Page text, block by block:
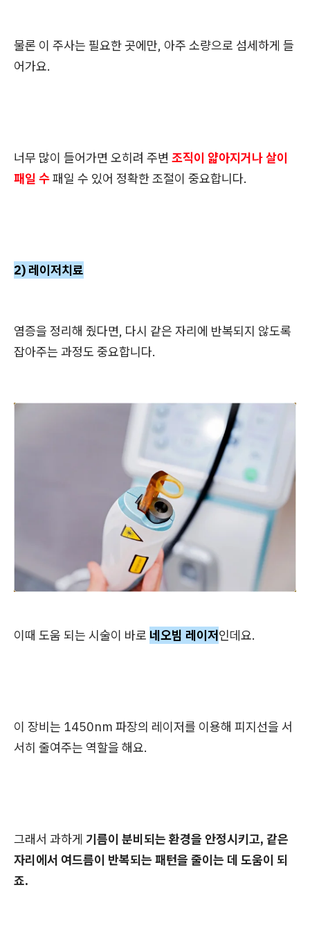
물론 이 주사는 필요한 곳에만, 아주 소량으로 섬세하게 들
어가요.
너무 많이 들어가면 오히려 주변 조직이 얇아지거나 살이
패일 수패일 수 있어 정확한 조절이 중요합니다.
2) 레이저치료
염증을 정리해 줬다면, 다시 같은 자리에 반복되지 않도록
잡아주는 과정도 중요합니다.
이때 도움 되는 시술이 바로 네오빔 레이저인데요.
이 장비는 1450nm 파장의 레이저를 이용해 피지선을 서
서히 줄여주는 역할을 해요.
그래서 과하게 기름이 분비되는 환경을 안정시키고, 같은
자리에서 여드름이 반복되는 패턴을 줄이는 데 도움이 되
죠.